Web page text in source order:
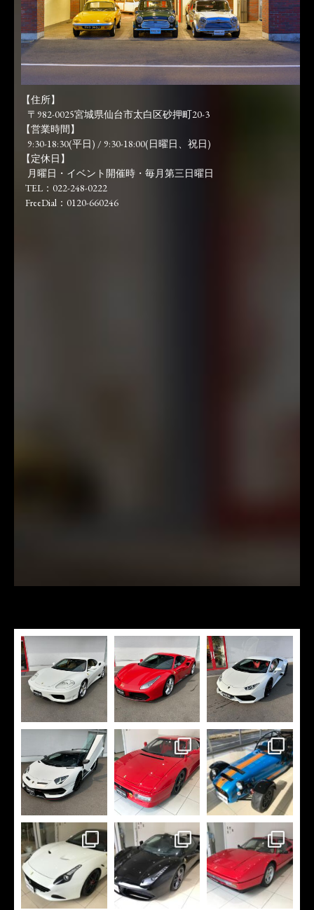
【住所】
〒982-0025宮城県仙台市太白区砂押町20-3
【営業時間】
9:30-18:30(平日) / 9:30-18:00(日曜日、祝日)
【定休日】
月曜日・イベント開催時・毎月第三日曜日
TEL：022-248-0222
FreeDial：0120-660246